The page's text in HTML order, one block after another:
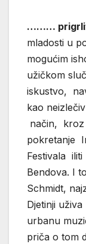
………
mladosti u
mogućim
užičkom
iskustvo,
kao
način,
pokretanje
Festivala
Bendova. I
Schmidt,
Djetinji uživa
urbanu
priča o tom